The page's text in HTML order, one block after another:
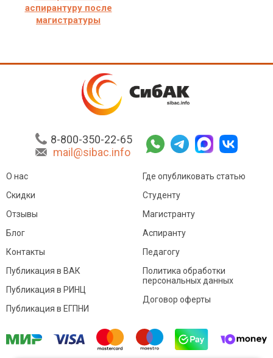
аспирантуру после
магистратуры
8-800-350-22-65
mail@sibac.info
О нас
Скидки
Отзывы
Блог
Контакты
Где опубликовать статью
Студенту
Магистранту
Аспиранту
Педагогу
Публикация в ВАК
Публикация в РИНЦ
Публикация в ЕГПНИ
Политика обработки
персональных данных
Договор оферты